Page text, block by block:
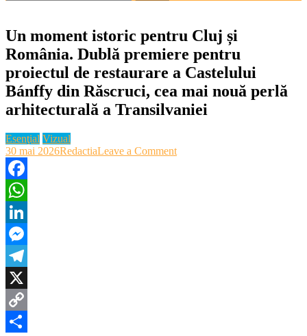
după:
Un moment istoric pentru Cluj și
România. Dublă premiere pentru
proiectul de restaurare a Castelului
Bánffy din Răscruci, cea mai nouă perlă
arhitecturală a Transilvaniei
Esenţial Vizual
30 mai 2026RedactiaLeave a Commenton
Facebook
WhatsApp
LinkedIn
Messenger
Telegram
X
Copy